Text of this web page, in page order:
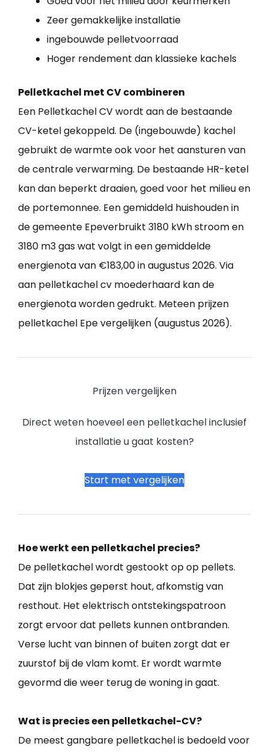
Zeer gemakkelijke installatie
ingebouwde pelletvoorraad
Hoger rendement dan klassieke kachels
Pelletkachel met CV combineren
Een Pelletkachel CV wordt aan de bestaande
CV-ketel gekoppeld. De (ingebouwde) kachel
gebruikt de warmte ook voor het aansturen van
de centrale verwarming. De bestaande HR-ketel
kan dan beperkt draaien, goed voor het milieu en
de portemonnee. Een gemiddeld huishouden in
de gemeente Epeverbruikt 3180 kWh stroom en
3180 m3 gas wat volgt in een gemiddelde
energienota van €183,00 in augustus 2026. Via
aan pelletkachel cv moederhaard kan de
energienota worden gedrukt. Meteen prijzen
pelletkachel Epe vergelijken (augustus 2026).
Prijzen vergelijken
Direct weten hoeveel een pelletkachel inclusief
installatie u gaat kosten?
Start met vergelijken
Hoe werkt een pelletkachel precies?
De pelletkachel wordt gestookt op op pellets.
Dat zijn blokjes geperst hout, afkomstig van
resthout. Het elektrisch ontstekingspatroon
zorgt ervoor dat pellets kunnen ontbranden.
Verse lucht van binnen of buiten zorgt dat er
zuurstof bij de vlam komt. Er wordt warmte
gevormd die weer terug de woning in gaat.
Wat is precies een pelletkachel-CV?
De meest gangbare pelletkachel is bedoeld voor